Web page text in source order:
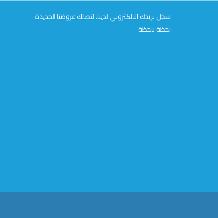
سجل بريدك الالكتروني لدينا، لتصلك عروضنا الجديدة
لحظة بلحظة